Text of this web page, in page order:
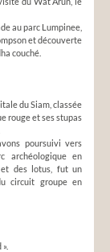
au parc Lumpinee,
et découverte
couché.
du Siam, classée
rouge et ses stupas
poursuivi vers
archéologique en
et des lotus, fut un
circuit groupe en